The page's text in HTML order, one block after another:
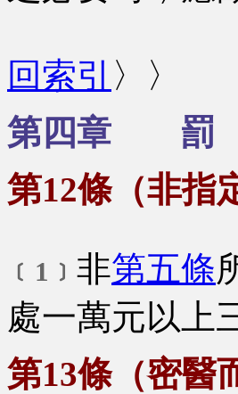
回索引 〉〉
第四章 罰
第12條（非指
﹝1﹞ 非第五條
處一萬元以上
第13條（密醫